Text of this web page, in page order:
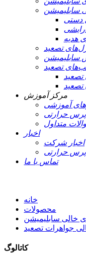
سابلیمیشن
دستی
هدیه
تصعید
سابلیمیشن
تصعید
تصعید
مرکز آموزش
آموزشی
پرس حرارتی
متداول
اخبار
اخبار شرکت
پرس حرارتی
تماس با ما
خانه
محصولات
خالی سابلیمیشن
جواهرات تصعید
کاتالوگ